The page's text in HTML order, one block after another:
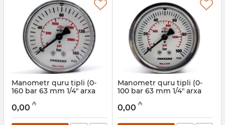
Manometr quru tipli (0-
160 bar 63 mm 1/4" arxa
0631000213
Artikul: 006001208
0,00 ₼
Manometr quru tipli (0-
100 bar 63 mm 1/4" arxa
0631000212
Artikul: 006001207
0,00 ₼